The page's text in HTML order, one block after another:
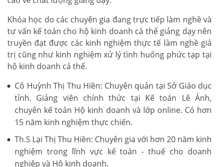
Khóa học do các chuyên gia đang trực tiếp làm nghề và
tư vấn kế toán cho hộ kinh doanh cá thể giảng dạy nên
truyền đạt được các kinh nghiệm thực tế làm nghề giá
trị cũng như kinh nghiệm xử lý tình huống phức tạp tại
hộ kinh doanh cá thể.
Cô Huỳnh Thị Thu Hiền: Chuyên quản tại Sở Giáo dục
tỉnh. Giảng viên chính thức tại Kế toán Lê Ánh,
chuyên kế toán Hộ kinh doanh và lớp online. Có hơn
15 năm kinh nghiệm thực chiến.
Th.S Lại Thị Thu Hiền: Chuyên gia với hơn 20 năm kinh
nghiệm trong lĩnh vực kế toán - thuế cho doanh
nghiệp và Hộ kinh doanh.